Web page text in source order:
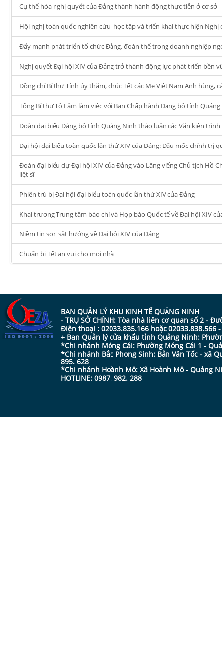
Cụ thể hóa nghị quyết của Đảng thành hành động thực tiễn ở cơ sở
Hội nghị toàn quốc nghiên cứu, học tập và triển khai thực hiện Nghị
Đẩy mạnh phát triển tổ chức Đảng, đoàn thể trong doanh nghiệp
Nghị quyết Đại hội XIV của Đảng trở thành động lực phát triển bền
Đồng chí Bí thư Tỉnh ủy thăm, chúc Tết các Mẹ Việt Nam Anh hùng,
Tổng Bí thư Tô Lâm làm việc với Ban Chấp hành Đảng bộ tỉnh
Đoàn đại biểu Đảng bộ tỉnh Quảng Ninh thảo luận các Văn kiện trình
Đại hội đại biểu toàn quốc lần thứ XIV của Đảng: Dấu mốc chính trị
Đoàn đại biểu dự Đại hội XIV của Đảng vào Lăng viếng Chủ tịch Hồ
liệt sĩ
Phiên trù bị Đại hội đại biểu toàn quốc lần thứ XIV của Đảng
Khai trương Trung tâm báo chí và Họp báo Quốc tế về Đại hội XIV
Niềm tin son sắt hướng về Đại hội XIV của Đảng
Chuẩn bị Tết an vui cho mọi nhà
BAN QUẢN LÝ KHU KINH TẾ QUẢNG NINH
- TRỤ SỞ CHÍNH: Tòa nhà liên cơ quan số 2 -
Điện thoại : 02033.835.166 hoặc 02033.838.566
+ Ban Quản lý cửa khẩu tỉnh Quảng Ninh:
*Chi nhánh Móng Cái: Phường Móng Cái 1 -
*Chi nhánh Bắc Phong Sinh: Bản Văn Tốc - xã
895. 628
*Chi nhánh Hoành Mô: Xã Hoành Mô - Quảng
HOTLINE: 0987. 982. 288